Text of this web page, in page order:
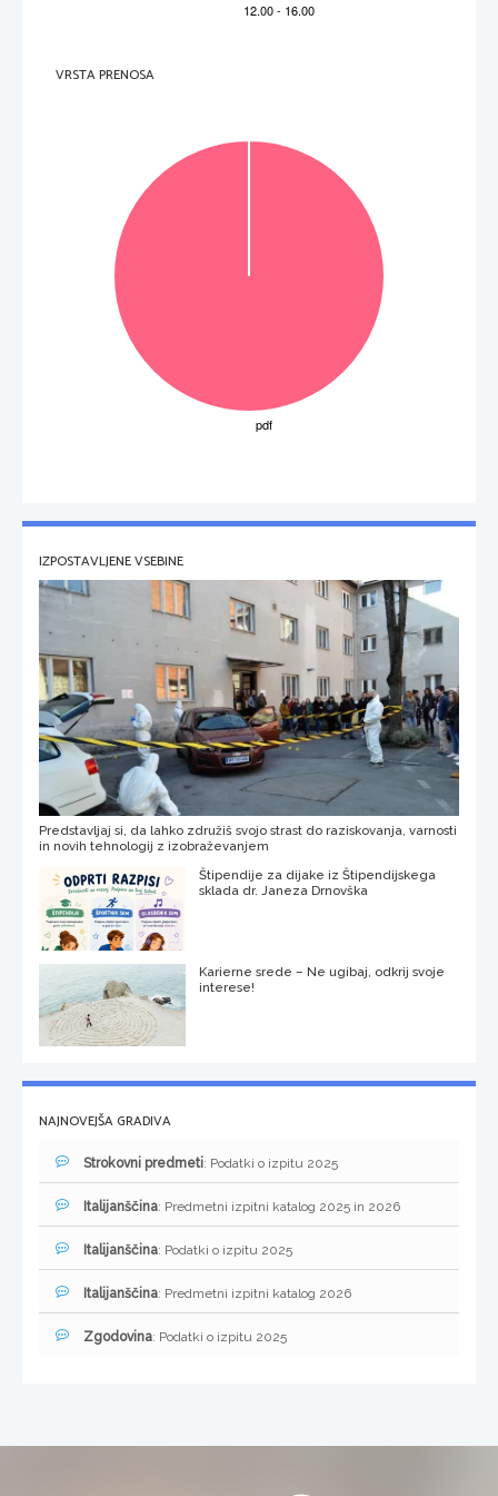
VRSTA PRENOSA
IZPOSTAVLJENE VSEBINE
Predstavljaj si, da lahko združiš svojo strast do raziskovanja, varnosti
in novih tehnologij z izobraževanjem
Štipendije za dijake iz Štipendijskega
sklada dr. Janeza Drnovška
Karierne srede – Ne ugibaj, odkrij svoje
interese!
NAJNOVEJŠA GRADIVA
Strokovni predmeti: Podatki o izpitu 2025
Italijanščina: Predmetni izpitni katalog 2025 in 2026
Italijanščina: Podatki o izpitu 2025
Italijanščina: Predmetni izpitni katalog 2026
Zgodovina: Podatki o izpitu 2025